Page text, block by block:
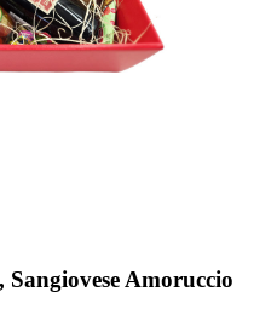
Sangiovese Amoruccio